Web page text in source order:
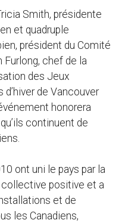
Smith, présidente
et quadruple
président du Comité
Furlong, chef de la
des Jeux
de Vancouver
honorera
continuent de
ont uni le pays par la
collective positive et a
et de
les Canadiens,